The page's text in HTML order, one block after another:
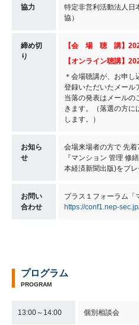
協力
特定非営利活動法人日
協）
締め切
り
【会 場 聴 講】
【オンライン聴講】
＊会場聴講が、お申
登録いただいたメール
当落の発表はメールの
きます。（落選の方に
します。）
お知ら
せ
会場来場者の方で 先
『マンション 管理 修
本経済新聞出版)をプレ
お問い
合わせ
プラス１フォーラム「
https://conf1.nep-
プログラム
PROGRAM
13:00～14:00 個別相談会